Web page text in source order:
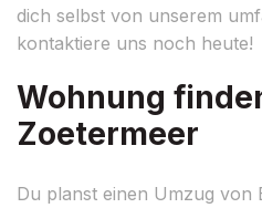
dich selbst von unserem
kontaktiere uns noch heute!
Wohnung
Zoetermeer
Du planst einen Umzug von